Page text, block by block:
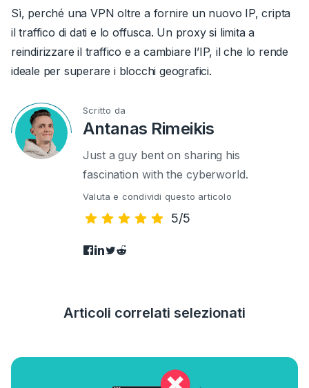
Sì, perché una VPN oltre a fornire un nuovo IP, cripta
il traffico di dati e lo offusca. Un proxy si limita a
reindirizzare il traffico e a cambiare l’IP, il che lo rende
ideale per superare i blocchi geografici.
Scritto da
Antanas Rimeikis
Just a guy bent on sharing his
fascination with the cyberworld.
Valuta e condividi questo articolo
5/5
Articoli correlati selezionati